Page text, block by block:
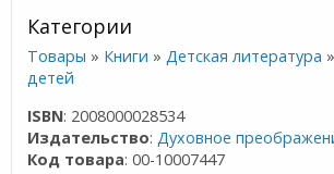
Категории
Товары » Книги »Детская литература »
детей
ISBN: 2008000028534
Издательство: Духовное
Код товара: 00-10007447